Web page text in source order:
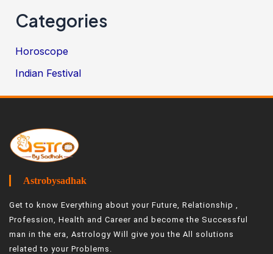
Categories
Horoscope
Indian Festival
Astrobysadhak
Get to know Everything about your Future, Relationship ,
Profession, Health and Career and become the Successful
man in the era, Astrology Will give you the All solutions
related to your Problems.